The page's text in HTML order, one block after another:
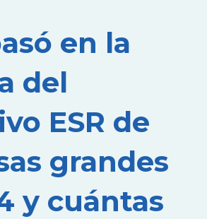
en la
del
ESR de
grandes
y cuántas